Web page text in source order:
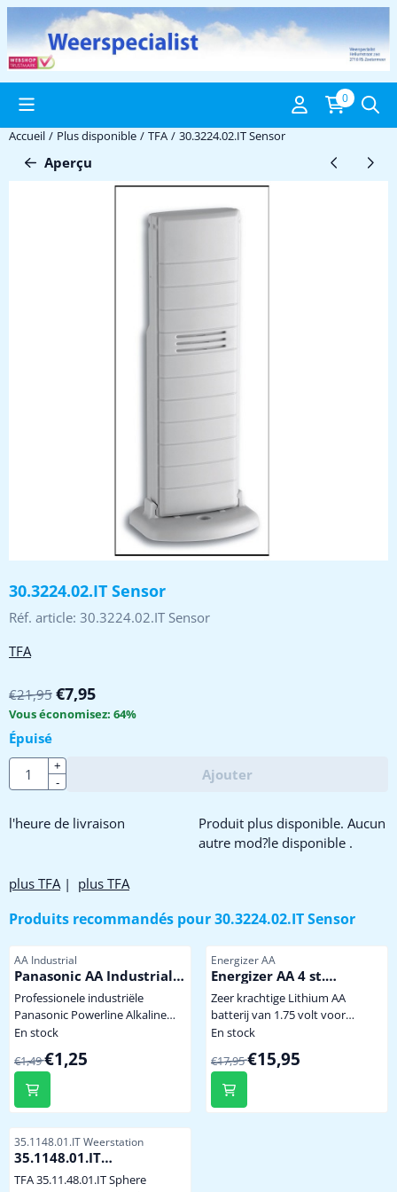
Préférences de cookies disponibles. Choisissez les paramètres
0
Accueil / Plus disponible / TFA / 30.3224.02.IT Sensor
Aperçu
30.3224.02.IT Sensor
Réf. article: 30.3224.02.IT Sensor
TFA
€21,95 €7,95
Vous économisez: 64%
Épuisé
Quantité
+
-
Ajouter
l'heure de livraison
Produit plus disponible. Aucun
autre mod?le disponible .
plus TFA | plus TFA
Produits recommandés pour30.3224.02.IT Sensor
Référence
AA Industrial
Panasonic AA Industrial
Powerline
Professionele industriële
Panasonic Powerline Alkaline
batterij met hoge capaciteit dus
Niet te koop in de winkel. penlite
En stock
Par1,49 pour 1,25
€1,49€1,25
Référence
Energizer AA
Energizer AA 4 st.
Extreem krachtige
Winterbestendige
Lithium Batterij
Zeer krachtige Lithium AA
batterij van 1.75 volt voor
gebruik onder extreem zware
belasting. Bij een temperatuur
van -40 graden levert de batterij
nog 70% spanning en stroom.
Uitval a.g.v. bevriezing van
En stock
Par17,95 pour 15,95
€17,95€15,95
Référence
35.1148.01.IT Weerstation
35.1148.01.IT
Weerstation
TFA 35.11.48.01.IT Sphere